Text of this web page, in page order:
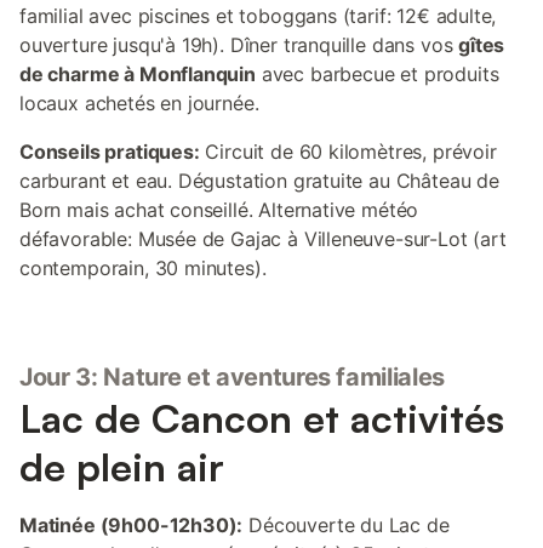
familial avec piscines et toboggans (tarif: 12€ adulte,
ouverture jusqu'à 19h). Dîner tranquille dans vosgîtes
de charme à Monflanquin avec barbecue et produits
locaux achetés en journée.
Conseils pratiques: Circuit de 60 kilomètres, prévoir
carburant et eau. Dégustation gratuite au Château de
Born mais achat conseillé. Alternative météo
défavorable: Musée de Gajac à Villeneuve-sur-Lot (art
contemporain, 30 minutes).
Jour 3: Nature et aventures familiales
Lac de Cancon et activités
de plein air
Matinée (9h00-12h30): Découverte du Lac de